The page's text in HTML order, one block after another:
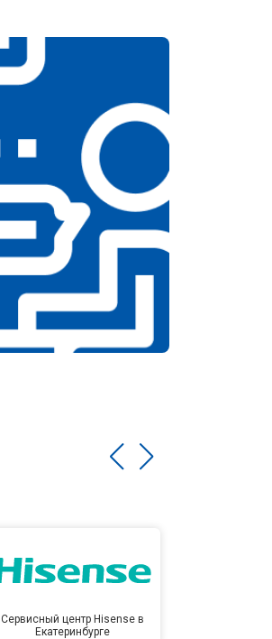
Сервисный центр Hisense в
Екатеринбурге